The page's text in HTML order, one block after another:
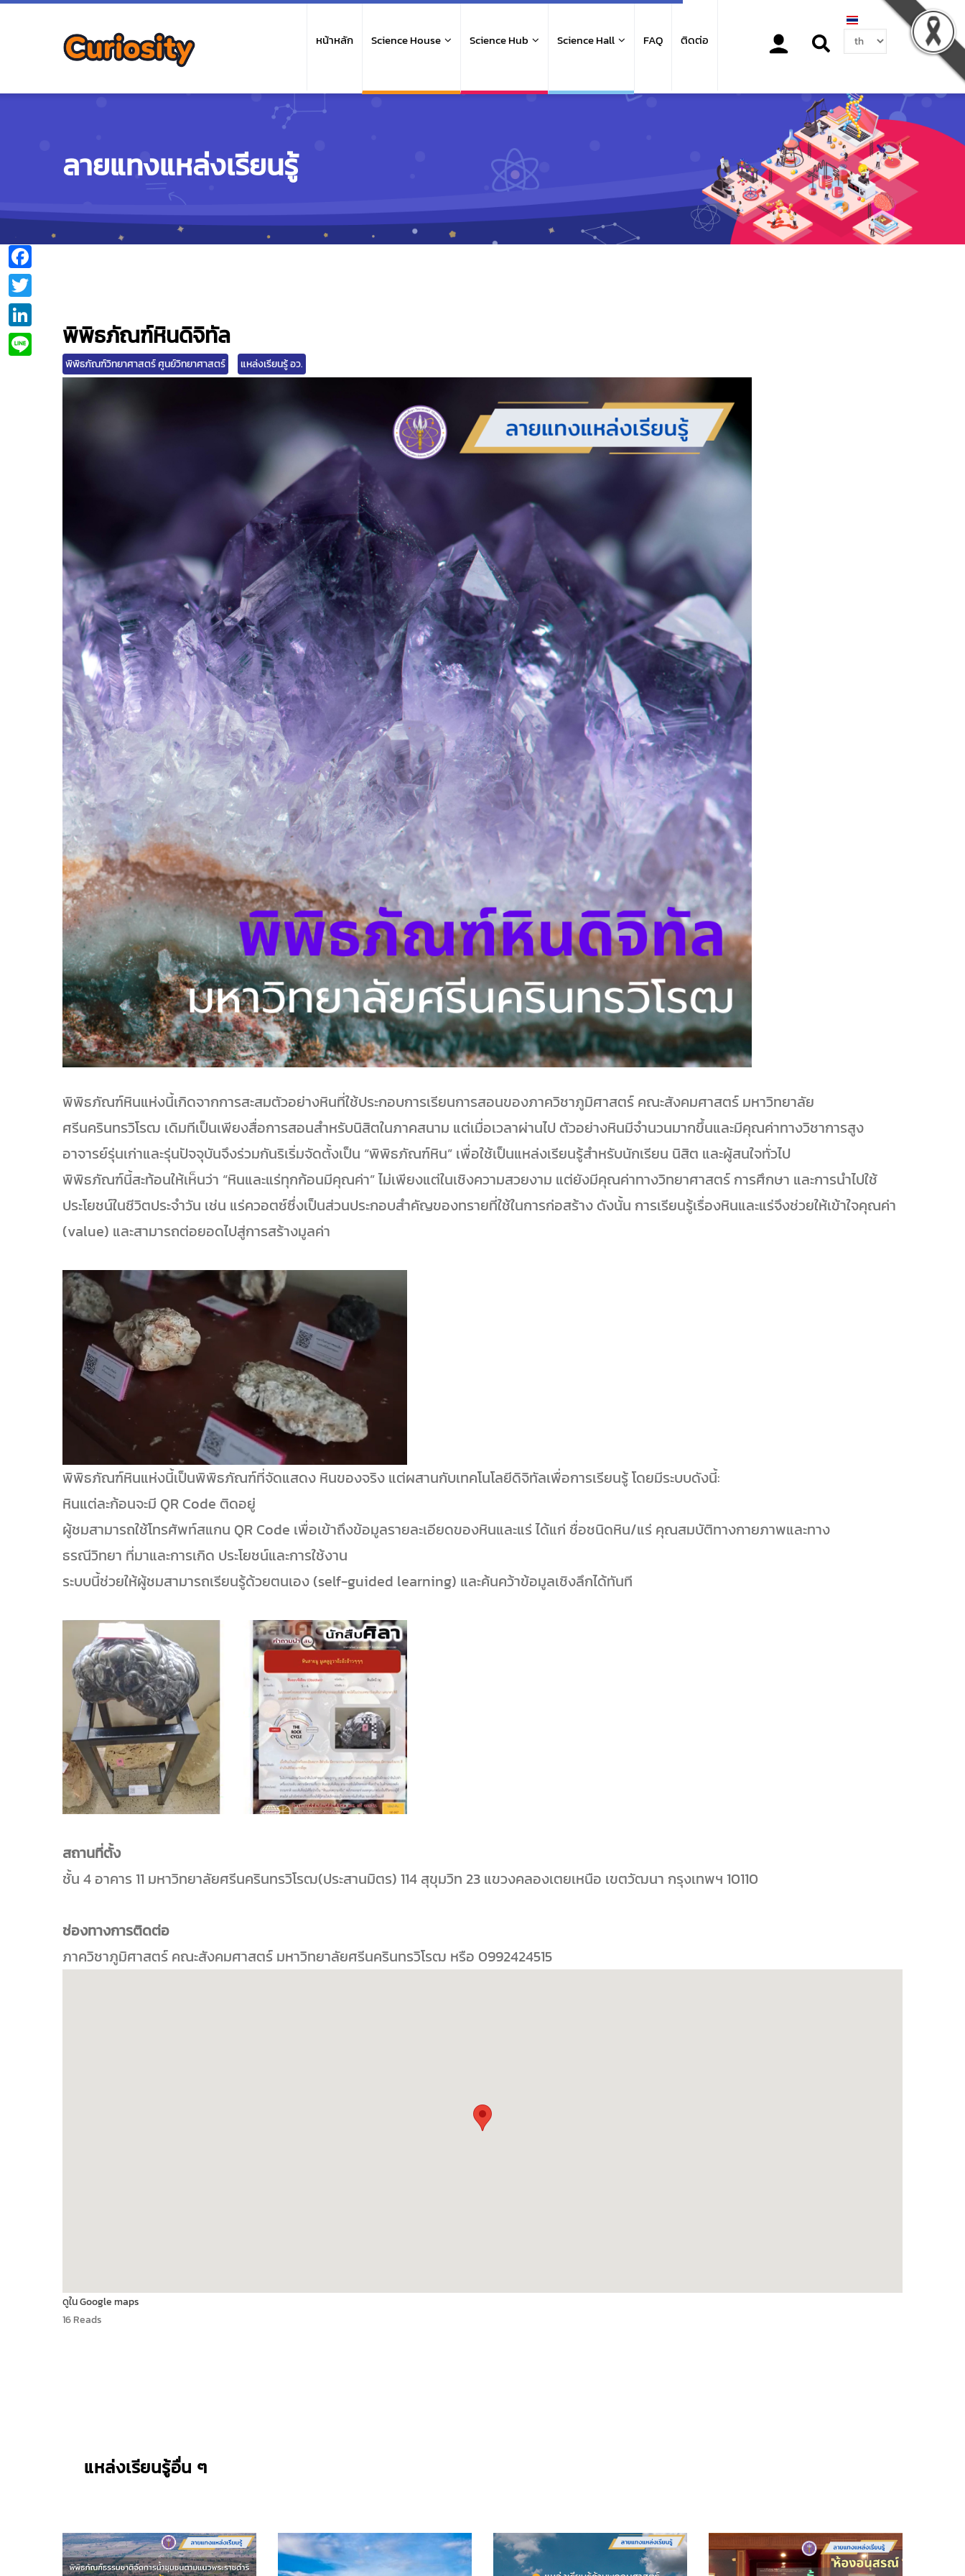
Main
navigation
หน้าหลัก Science House Science Hub Science Hall FAQ ติดต่อ
Select
your
ลายแทงแหล่งเรียนรู้
พิพิธภัณฑ์หินดิจิทัล
พิพิธภัณฑ์วิทยาศาสตร์ ศูนย์วิทยาศาสตร์ แหล่งเรียนรู้ อว.
พิพิธภัณฑ์หินแห่งนี้เกิดจากการสะสมตัวอย่างหินที่ใช้ประกอบการเรียนการสอนของภาควิชาภูมิศาสตร์ คณะสังคมศาสตร์ มหาวิทยาลัย
ศรีนครินทรวิโรฒ เดิมทีเป็นเพียงสื่อการสอนสำหรับนิสิตในภาคสนาม แต่เมื่อเวลาผ่านไป ตัวอย่างหินมีจำนวนมากขึ้นและมีคุณค่าทางวิชาการสูง
อาจารย์รุ่นเก่าและรุ่นปัจจุบันจึงร่วมกันริเริ่มจัดตั้งเป็น “พิพิธภัณฑ์หิน” เพื่อใช้เป็นแหล่งเรียนรู้สำหรับนักเรียน นิสิต และผู้สนใจทั่วไป
พิพิธภัณฑ์นี้สะท้อนให้เห็นว่า “หินและแร่ทุกก้อนมีคุณค่า” ไม่เพียงแต่ในเชิงความสวยงาม แต่ยังมีคุณค่าทางวิทยาศาสตร์ การศึกษา และการนำไปใช้
ประโยชน์ในชีวิตประจำวัน เช่น แร่ควอตซ์ซึ่งเป็นส่วนประกอบสำคัญของทรายที่ใช้ในการก่อสร้าง ดังนั้น การเรียนรู้เรื่องหินและแร่จึงช่วยให้เข้าใจคุณค่า
(value) และสามารถต่อยอดไปสู่การสร้างมูลค่า
พิพิธภัณฑ์หินแห่งนี้เป็นพิพิธภัณฑ์ที่จัดแสดง หินของจริง แต่ผสานกับเทคโนโลยีดิจิทัลเพื่อการเรียนรู้ โดยมีระบบดังนี้:
หินแต่ละก้อนจะมี QR Code ติดอยู่
ผู้ชมสามารถใช้โทรศัพท์สแกน QR Code เพื่อเข้าถึงข้อมูลรายละเอียดของหินและแร่ ได้แก่ ชื่อชนิดหิน/แร่ คุณสมบัติทางกายภาพและทาง
ธรณีวิทยา ที่มาและการเกิด ประโยชน์และการใช้งาน
ระบบนี้ช่วยให้ผู้ชมสามารถเรียนรู้ด้วยตนเอง (self-guided learning) และค้นคว้าข้อมูลเชิงลึกได้ทันที
สถานที่ตั้ง
ชั้น 4 อาคาร 11 มหาวิทยาลัยศรีนครินทรวิโรฒ(ประสานมิตร) 114 สุขุมวิท 23 แขวงคลองเตยเหนือ เขตวัฒนา กรุงเทพฯ 10110
ช่องทางการติดต่อ
ภาควิชาภูมิศาสตร์ คณะสังคมศาสตร์ มหาวิทยาลัยศรีนครินทรวิโรฒ หรือ 0992424515
ดูใน Google maps
16 Reads
แหล่งเรียนรู้อื่น ๆ